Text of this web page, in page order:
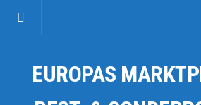
Kategorien
Auto & Motorrad
EUROPAS